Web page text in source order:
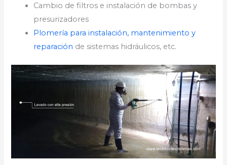
Cambio de filtros e instalación de bombas y
presurizadores
Plomería para instalación, mantenimiento y
reparación de sistemas hidráulicos, etc.